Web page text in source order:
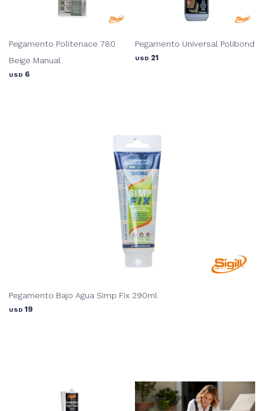
Pegamento Politenace 780
Beige Manual
USD 6
Pegamento Universal Polibond
USD 21
Pegamento Bajo Agua Simp Fix 290ml
USD 19